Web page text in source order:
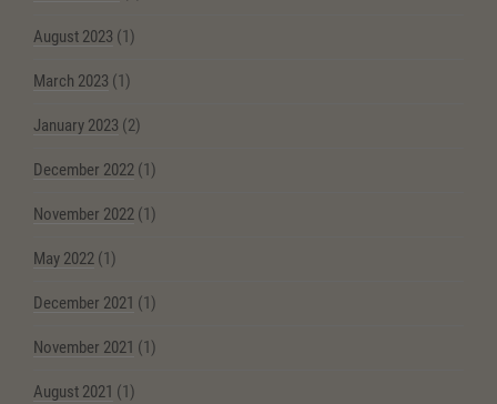
August 2023 (1)
March 2023 (1)
January 2023 (2)
December 2022 (1)
November 2022 (1)
May 2022 (1)
December 2021 (1)
November 2021 (1)
August 2021 (1)